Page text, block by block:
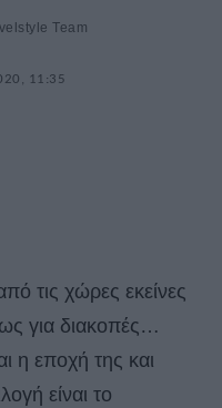
Team
11:35
τις χώρες εκείνες
για διακοπές…
η εποχή της και
είναι το